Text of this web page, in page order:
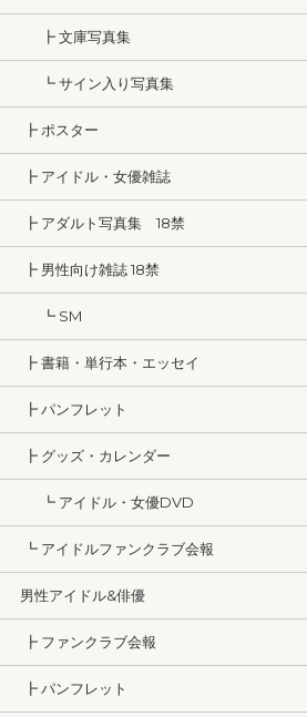
┣ 文庫写真集
┗ サイン入り写真集
┣ ポスター
┣ アイドル・女優雑誌
┣ アダルト写真集 18禁
┣ 男性向け雑誌 18禁
┗ SM
┣ 書籍・単行本・エッセイ
┣ パンフレット
┣ グッズ・カレンダー
┗ アイドル・女優DVD
┗ アイドルファンクラブ会報
男性アイドル&俳優
┣ ファンクラブ会報
┣ パンフレット